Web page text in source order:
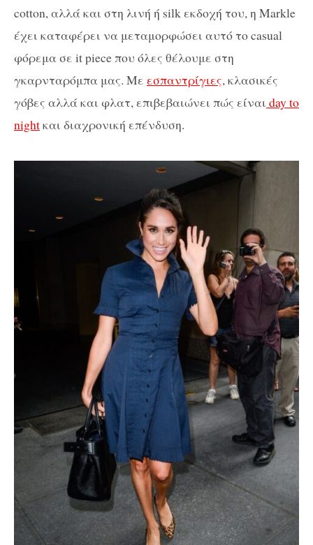
cotton, αλλά και στη λινή ή silk εκδοχή του, η Markle
έχει καταφέρει να μεταμορφώσει αυτό το casual
φόρεμα σε it piece που όλες θέλουμε στη
γκαρνταρόμπα μας. Με εσπαντρίγιες, κλασικές
γόβες αλλά και φλατ, επιβεβαιώνει πώς είναι day to
nightκαι διαχρονική επένδυση.